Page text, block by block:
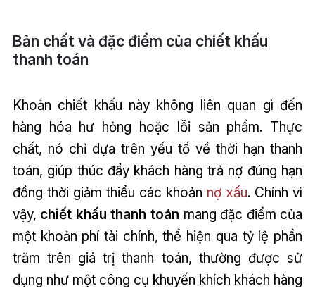
Bản chất và đặc điểm của chiết khấu
thanh toán
Khoản chiết khấu này không liên quan gì đến
hàng hóa hư hỏng hoặc lỗi sản phẩm. Thực
chất, nó chỉ dựa trên yếu tố về thời hạn thanh
toán, giúp thúc đẩy khách hàng trả nợ đúng hạn
đồng thời giảm thiểu các khoản nợ xấu. Chính vì
vậy, chiết khấu thanh toán mang đặc điểm của
một khoản phí tài chính, thể hiện qua tỷ lệ phần
trăm trên giá trị thanh toán, thường được sử
dụng như một công cụ khuyến khích khách hàng